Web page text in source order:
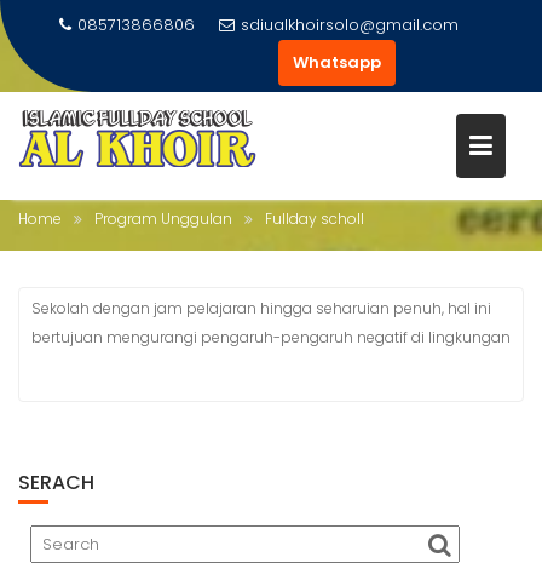
Skip
to
content
085713866806
sdiualkhoirsolo@gmail.com
Whatsapp
FULLDAY SCHOLL
Home Program Unggulan Fullday scholl
Sekolah dengan jam pelajaran hingga seharuian penuh, hal ini
bertujuan mengurangi pengaruh-pengaruh negatif di lingkungan
SERACH